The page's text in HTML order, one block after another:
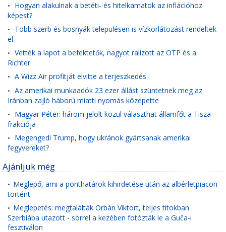
• Hogyan alakulnak a betéti- és hitelkamatok az inflációhoz
képest?
• Több szerb és bosnyák településen is vízkorlátozást rendeltek
el
• Vették a lapot a befektetők, nagyot ralizott az OTP és a
Richter
• A Wizz Air profitját elvitte a terjeszkedés
• Az amerikai munkaadók 23 ezer állást szüntetnek meg az
Iránban zajló háború miatti nyomás közepette
• Magyar Péter: három jelölt közül választhat államfőt a Tisza
frakciója
• Megengedi Trump, hogy ukránok gyártsanak amerikai
fegyvereket?
Ajánljuk még
• Meglepő, ami a ponthatárok kihirdetése után az albérletpiacon
történt
• Meglepetés: megtalálták Orbán Viktort, teljes titokban
Szerbiába utazott - sörrel a kezében fotózták le a Guča-i
fesztiválon